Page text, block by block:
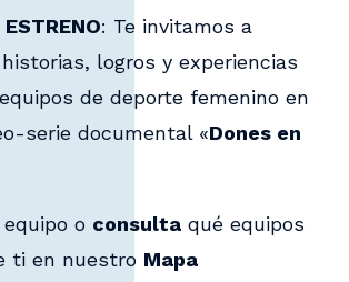
ESTRENO: Te invitamos a
logros y experiencias
de deporte femenino en
serie documental «Dones en
o consulta qué equipos
ti en nuestro Mapa